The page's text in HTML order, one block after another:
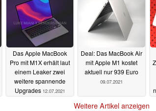
Das Apple MacBook
Pro mit M1X erhält laut
einem Leaker zwei
weitere spannende
Upgrades 12.07.2021
Deal: Das MacBook Air
mit Apple M1 kostet
aktuell nur 939 Euro
09.07.2021
Weitere Artikel anzeigen